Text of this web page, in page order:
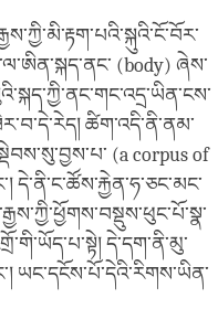
(body) ཞེས་
ཚིག་འདི་ནི་ནམ་
(a corpus of
དེ་དག་ནི་མུ་
ཡང་དངོས་པོ་དེའི་རིགས་ཡིན་